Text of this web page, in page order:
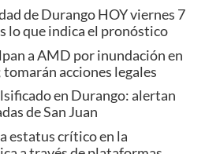
de Durango HOY viernes 7
lo que indica el pronóstico
a AMD por inundación en
acciones legales
en Durango: alertan
de San Juan
estatus crítico en la